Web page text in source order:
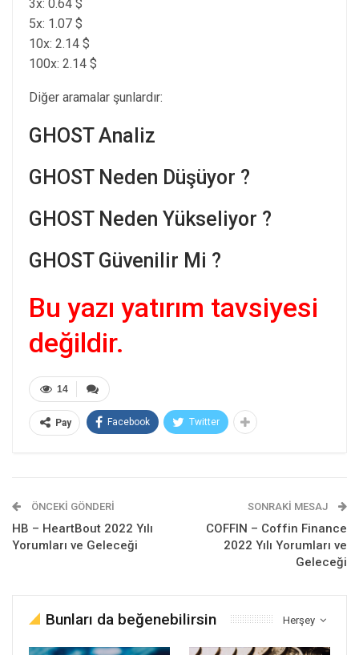
3x: 0.64 $
5x: 1.07 $
10x: 2.14 $
100x: 2.14 $
Diğer aramalar şunlardır:
GHOST Analiz
GHOST Neden Düşüyor ?
GHOST Neden Yükseliyor ?
GHOST Güvenilir Mi ?
Bu yazı yatırım tavsiyesi
değildir.
14
Pay Facebook Twitter
ÖNCEKI GÖNDERI
HB – HeartBout 2022 Yılı
Yorumları ve Geleceği
SONRAKI MESAJ
COFFIN – Coffin Finance
2022 Yılı Yorumları ve
Geleceği
Herşey
Bunları da beğenebilirsin